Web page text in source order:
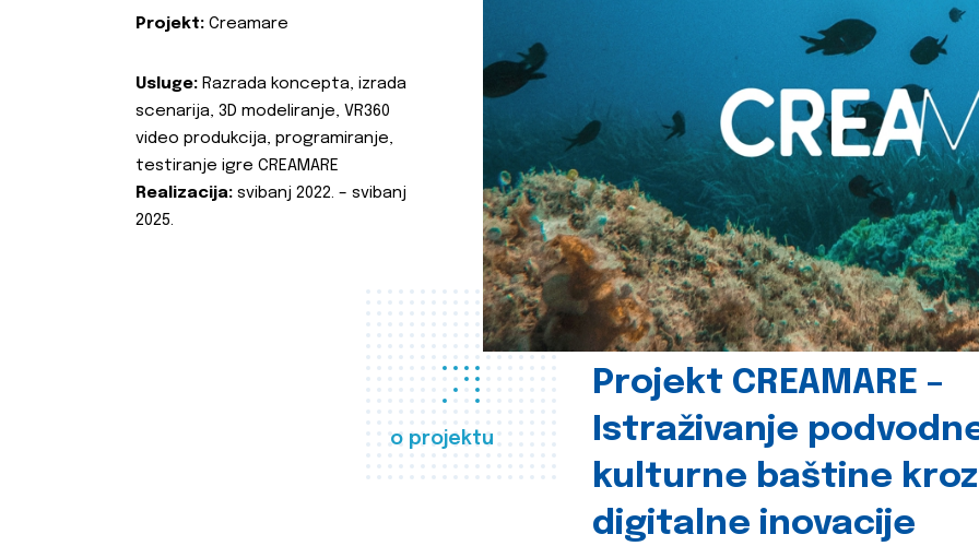
o projektu
Projekt CREAMARE –
Istraživanje
kulturne baštine kroz
digitalne inovacije
Projekt: Creamare
Usluge: Razrada koncepta, izrada
scenarija, 3D modeliranje, VR360
video produkcija, programiranje,
testiranje igre CREAMARE
Realizacija: svibanj 2022. – svibanj
2025.